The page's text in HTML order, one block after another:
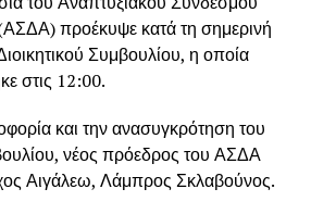
προέκυψε κατά τη σημερινή
Συμβουλίου, η οποία
στις 12:00.
και την ανασυγκρότηση του
νέος πρόεδρος του ΑΣΔΑ
Αιγάλεω, Λάμπρος Σκλαβούνος.